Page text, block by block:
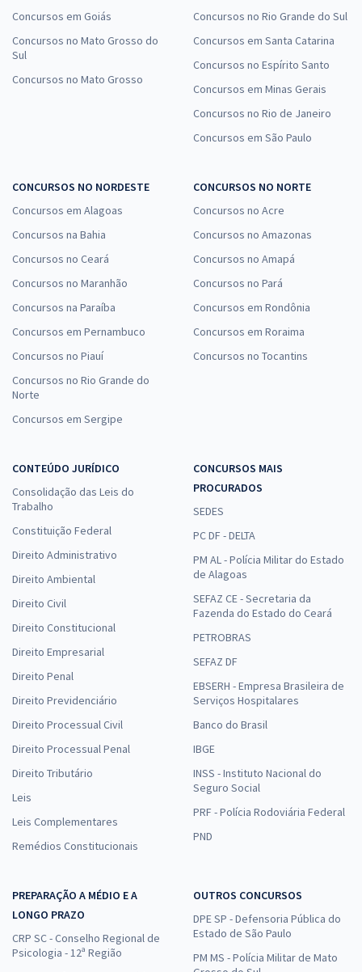
Concursos em Goiás
Concursos no Mato Grosso do
Sul
Concursos no Mato Grosso
Concursos no Rio Grande do Sul
Concursos em Santa Catarina
Concursos no Espírito Santo
Concursos em Minas Gerais
Concursos no Rio de Janeiro
Concursos em São Paulo
CONCURSOS NO NORDESTE
Concursos em Alagoas
Concursos na Bahia
Concursos no Ceará
Concursos no Maranhão
Concursos na Paraíba
Concursos em Pernambuco
Concursos no Piauí
Concursos no Rio Grande do
Norte
Concursos em Sergipe
CONCURSOS NO NORTE
Concursos no Acre
Concursos no Amazonas
Concursos no Amapá
Concursos no Pará
Concursos em Rondônia
Concursos em Roraima
Concursos no Tocantins
CONTEÚDO JURÍDICO
Consolidação das Leis do
Trabalho
Constituição Federal
Direito Administrativo
Direito Ambiental
Direito Civil
Direito Constitucional
Direito Empresarial
Direito Penal
Direito Previdenciário
Direito Processual Civil
Direito Processual Penal
Direito Tributário
Leis
Leis Complementares
Remédios Constitucionais
CONCURSOS MAIS
PROCURADOS
SEDES
PC DF - DELTA
PM AL - Polícia Militar do Estado
de Alagoas
SEFAZ CE - Secretaria da
Fazenda do Estado do Ceará
PETROBRAS
SEFAZ DF
EBSERH - Empresa Brasileira de
Serviços Hospitalares
Banco do Brasil
IBGE
INSS - Instituto Nacional do
Seguro Social
PRF - Polícia Rodoviária Federal
PND
PREPARAÇÃO A MÉDIO E A
LONGO PRAZO
CRP SC - Conselho Regional de
Psicologia - 12ª Região
OUTROS CONCURSOS
DPE SP - Defensoria Pública do
Estado de São Paulo
PM MS - Polícia Militar de Mato